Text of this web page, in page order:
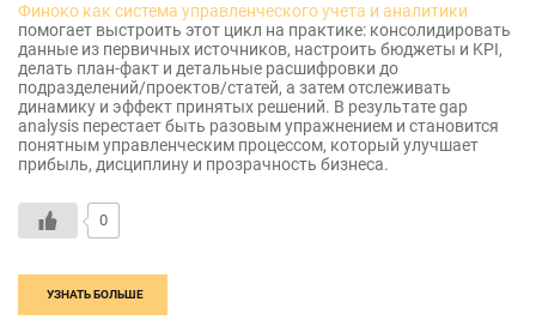
Финоко как система управленческого учета и аналитики
помогает выстроить этот цикл на практике: консолидировать
данные из первичных источников, настроить бюджеты и KPI,
делать план-факт и детальные расшифровки до
подразделений/проектов/статей, а затем отслеживать
динамику и эффект принятых решений. В результате gap
analysis перестает быть разовым упражнением и становится
понятным управленческим процессом, который улучшает
прибыль, дисциплину и прозрачность бизнеса.
0
УЗНАТЬ БОЛЬШЕ